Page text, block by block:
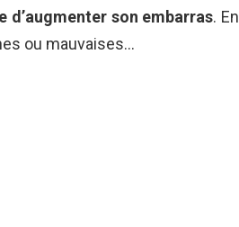
d’augmenter son embarras. En
ou mauvaises…